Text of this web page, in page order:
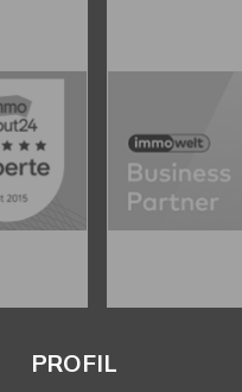
PROFIL